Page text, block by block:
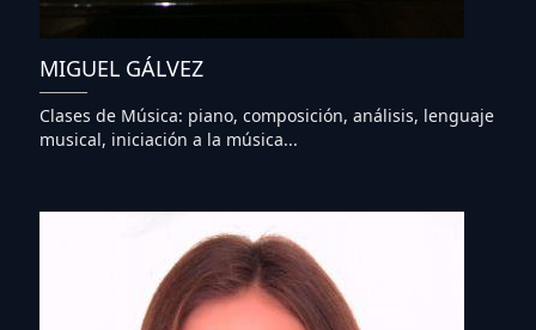
MIGUEL GÁLVEZ
Clases de Música: piano, composición, análisis, lenguaje
musical, iniciación a la música...